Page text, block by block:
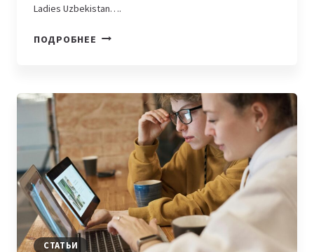
Ladies Uzbekistan….
ПОДРОБНЕЕ IT-
АЗИИ:
IT
LADIES
UZBEKISTAN
СТАТЬИ